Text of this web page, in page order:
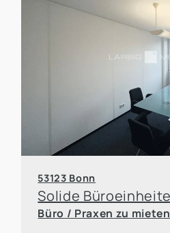
53123 Bonn
Büro / Praxen zu mieten